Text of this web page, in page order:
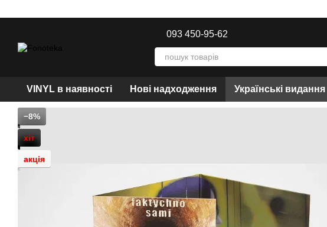
093 450-95-62
VINYL в наявності Нові надходження Українські видання
−8%
хіт
акція